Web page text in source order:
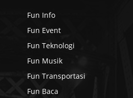
Fun Info
Fun Event
Fun Teknologi
Fun Musik
Fun Transportasi
Fun Baca